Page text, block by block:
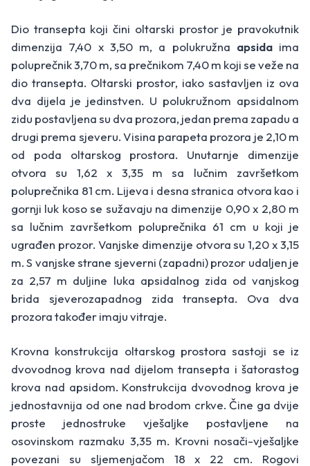
Dio transepta koji čini oltarski prostor je pravokutnik
dimenzija 7,40 x 3,50 m, a polukružna apsidaima
poluprečnik 3,70 m, sa prečnikom 7,40 m koji se veže na
dio transepta. Oltarski prostor, iako sastavljen iz ova
dva dijela je jedinstven. U polukružnom apsidalnom
zidu postavljena su dva prozora, jedan prema zapadu a
drugi prema sjeveru. Visina parapeta prozora je 2,10 m
od poda oltarskog prostora. Unutarnje dimenzije
otvora su 1,62 x 3,35 m sa lučnim završetkom
poluprečnika 81 cm. Lijeva i desna stranica otvora kao i
gornji luk koso se sužavaju na dimenzije 0,90 x 2,80 m
sa lučnim završetkom poluprečnika 61 cm u koji je
ugrađen prozor. Vanjske dimenzije otvora su 1,20 x 3,15
m. S vanjske strane sjeverni (zapadni) prozor udaljen je
za 2,57 m duljine luka apsidalnog zida od vanjskog
brida sjeverozapadnog zida transepta. Ova dva
prozora također imaju vitraje.
Krovna konstrukcija oltarskog prostora sastoji se iz
dvovodnog krova nad dijelom transepta i šatorastog
krova nad apsidom. Konstrukcija dvovodnog krova je
jednostavnija od one nad brodom crkve. Čine ga dvije
proste jednostruke vješaljke postavljene na
osovinskom razmaku 3,35 m. Krovni nosači-vješaljke
povezani su sljemenjačom 18 x 22 cm. Rogovi